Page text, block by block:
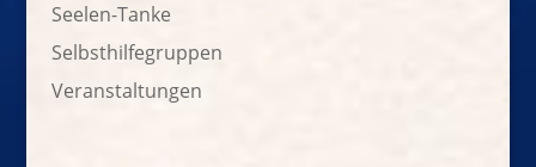
Seelen-Tanke
Selbsthilfegruppen
Veranstaltungen